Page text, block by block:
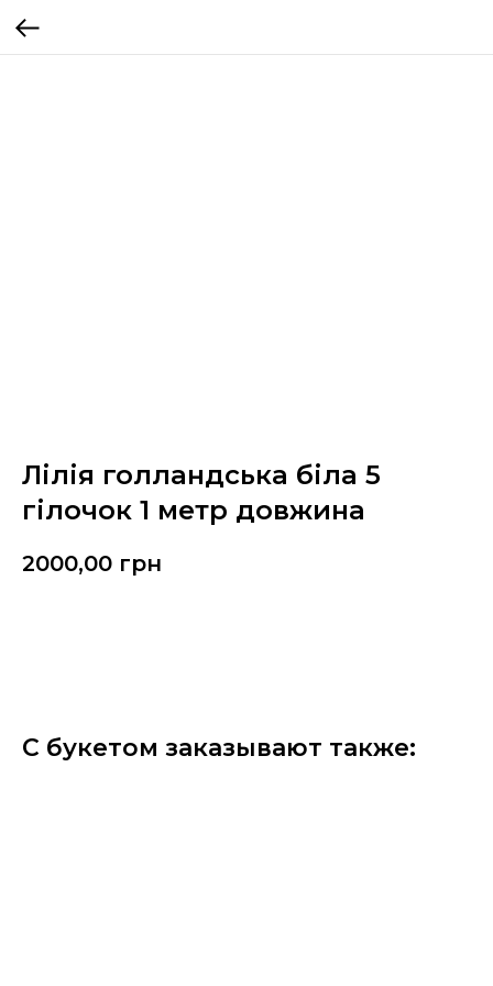
Лілія голландська біла 5
гілочок 1 метр довжина
2000,00 грн
С букетом заказывают также: